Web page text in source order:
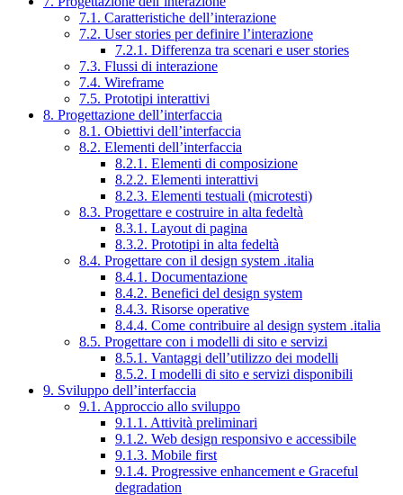
7.1. Caratteristiche dell’interazione
7.2. User stories per definire l’interazione
7.2.1. Differenza tra scenari e user stories
7.3. Flussi di interazione
7.4. Wireframe
7.5. Prototipi interattivi
8. Progettazione dell’interfaccia
8.1. Obiettivi dell’interfaccia
8.2. Elementi dell’interfaccia
8.2.1. Elementi di composizione
8.2.2. Elementi interattivi
8.2.3. Elementi testuali (microtesti)
8.3. Progettare e costruire in alta fedeltà
8.3.1. Layout di pagina
8.3.2. Prototipi in alta fedeltà
8.4. Progettare con il design system .italia
8.4.1. Documentazione
8.4.2. Benefici del design system
8.4.3. Risorse operative
8.4.4. Come contribuire al design system .italia
8.5. Progettare con i modelli di sito e servizi
8.5.1. Vantaggi dell’utilizzo dei modelli
8.5.2. I modelli di sito e servizi disponibili
9. Sviluppo dell’interfaccia
9.1. Approccio allo sviluppo
9.1.1. Attività preliminari
9.1.2. Web design responsivo e accessibile
9.1.3. Mobile first
9.1.4. Progressive enhancement e Graceful
degradation